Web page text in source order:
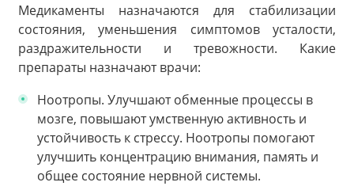
Медикаменты назначаются для стабилизации
состояния, уменьшения симптомов усталости,
раздражительности и тревожности. Какие
препараты назначают врачи:
Ноотропы. Улучшают обменные процессы в
мозге, повышают умственную активность и
устойчивость к стрессу. Ноотропы помогают
улучшить концентрацию внимания, память и
общее состояние нервной системы.